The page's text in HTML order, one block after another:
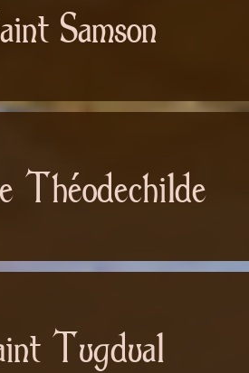
Samson
Théodechilde
Tugdual